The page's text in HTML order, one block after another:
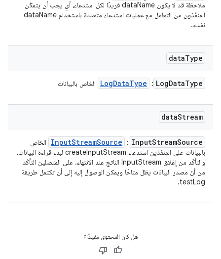
ملاحظة قد لا يكون dataName فريدًا لكل استدعاء، أي يجب أن يتمكّن
المنفّذون من التعامل مع عمليات استدعاء متعددة باستخدام dataName
نفسه.
dataType
LogDataType
:
LogDataType الخاص بالبيانات
dataStream
InputStreamSource
:
InputStreamSource
الخاص
بالبيانات على المنفّذين استدعاء createInputStream لبدء قراءة البيانات،
والتأكّد من إغلاق InputStream الناتج عند الانتهاء. على المتصلين التأكّد
من أنّ مصدر البيانات يظل متاحًا ويمكن الوصول إليه إلى أن تكتمل طريقة
testLog.
هل كان المحتوى مفيدًا؟